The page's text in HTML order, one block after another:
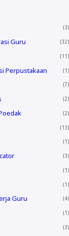
3
Guru 32
11
Perpustakaan 1
7
2
2
13
1
3
1
1
Guru 4
1
3